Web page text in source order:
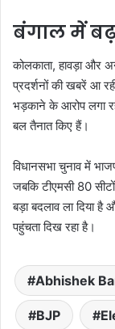
बंगाल में
कोलकाता, हावड़ा और
प्रदर्शनों की खबरें आ
भड़काने के आरोप लगा
बल तैनात किए हैं।
विधानसभा चुनाव में
जबकि टीएमसी 80
बड़ा बदलाव ला दिया
पहुंचता दिख रहा है।
Abhishek
BJP